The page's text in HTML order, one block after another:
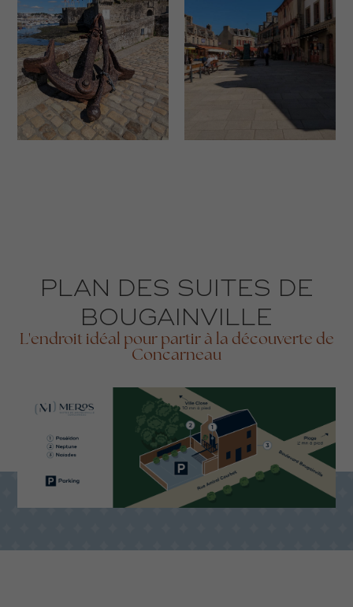
PLAN DES SUITES DE
BOUGAINVILLE
L'endroit idéal pour partir à la découverte de
Concarneau